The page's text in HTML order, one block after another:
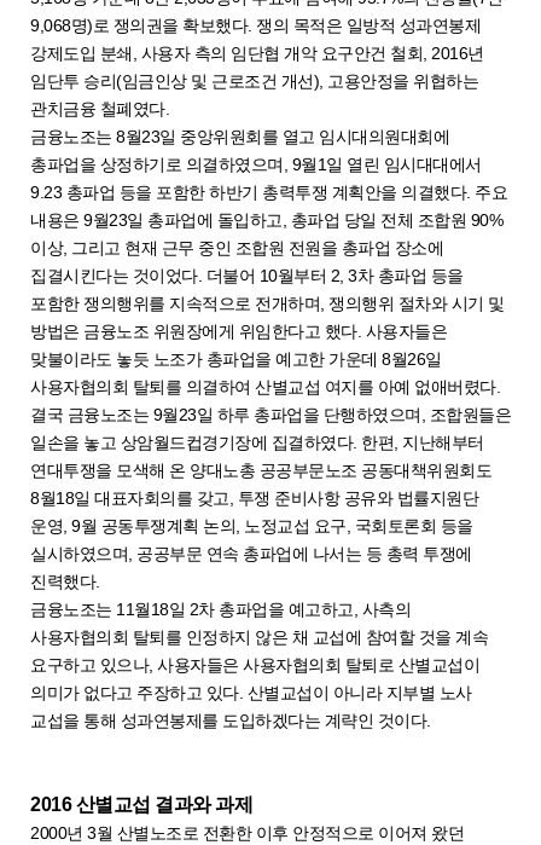
9,068명)로 쟁의권을 확보했다. 쟁의 목적은 일방적 성과연봉제
강제도입 분쇄, 사용자 측의 임단협 개악 요구안건 철회, 2016년
임단투 승리(임금인상 및 근로조건 개선), 고용안정을 위협하는
관치금융 철폐였다.
금융노조는 8월23일 중앙위원회를 열고 임시대의원대회에
총파업을 상정하기로 의결하였으며, 9월1일 열린 임시대대에서
9.23 총파업 등을 포함한 하반기 총력투쟁 계획안을 의결했다. 주요
내용은 9월23일 총파업에 돌입하고, 총파업 당일 전체 조합원 90%
이상, 그리고 현재 근무 중인 조합원 전원을 총파업 장소에
집결시킨다는 것이었다. 더불어 10월부터 2, 3차 총파업 등을
포함한 쟁의행위를 지속적으로 전개하며, 쟁의행위 절차와 시기 및
방법은 금융노조 위원장에게 위임한다고 했다. 사용자들은
맞불이라도 놓듯 노조가 총파업을 예고한 가운데 8월26일
사용자협의회 탈퇴를 의결하여 산별교섭 여지를 아예 없애버렸다.
결국 금융노조는 9월23일 하루 총파업을 단행하였으며, 조합원들은
일손을 놓고 상암월드컵경기장에 집결하였다. 한편, 지난해부터
연대투쟁을 모색해 온 양대노총 공공부문노조 공동대책위원회도
8월18일 대표자회의를 갖고, 투쟁 준비사항 공유와 법률지원단
운영, 9월 공동투쟁계획 논의, 노정교섭 요구, 국회토론회 등을
실시하였으며, 공공부문 연속 총파업에 나서는 등 총력 투쟁에
진력했다.
금융노조는 11월18일 2차 총파업을 예고하고, 사측의
사용자협의회 탈퇴를 인정하지 않은 채 교섭에 참여할 것을 계속
요구하고 있으나, 사용자들은 사용자협의회 탈퇴로 산별교섭이
의미가 없다고 주장하고 있다. 산별교섭이 아니라 지부별 노사
교섭을 통해 성과연봉제를 도입하겠다는 계략인 것이다.
2016 산별교섭 결과와 과제
2000년 3월 산별노조로 전환한 이후 안정적으로 이어져 왔던